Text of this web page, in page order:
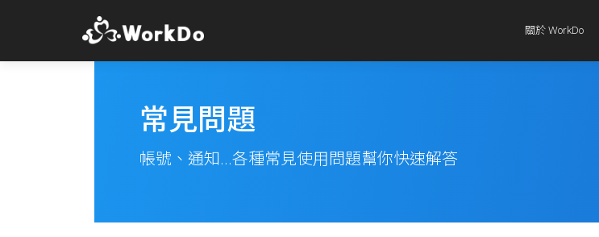
關於 WorkDo
常見問題
帳號、通知...各種常見使用問題幫你快速解答